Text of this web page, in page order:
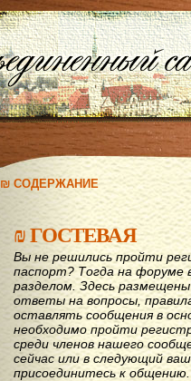
₪ СОДЕРЖАНИЕ
₪ГОСТЕВАЯ
Вы не решились пройти
паспорт? Тогда на форуме
разделом. Здесь
ответы на вопросы,
оставлять сообщения в
необходимо пройти
среди членов нашего
сейчас или в следующий
присоединитесь к общению.